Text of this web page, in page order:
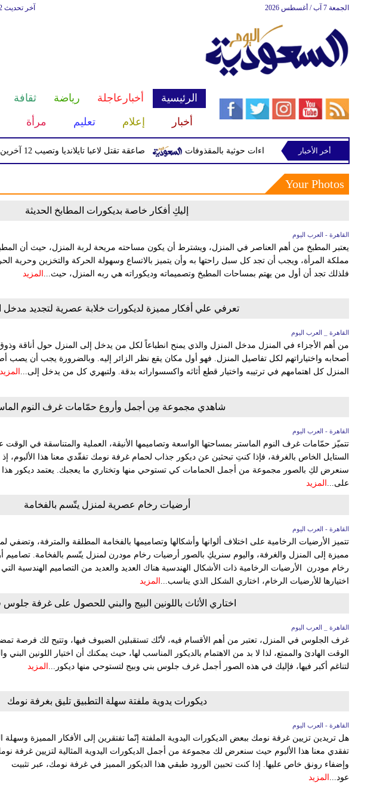
آخر تحديث GMT03:27:02 الجمعة 7 آب / أغسطس 2026
الرئيسية أخبارعاجلة رياضة ثقافة
أخبار
إعلام تعليم مرأة
صاعقة تقتل لاعبا تايلانديا وتصيب 12 آخرين خلال مباراة أخر الأخبار
Your Photos
إليكِ أفكار خاصة بديكورات المطابخ الحديثة
القاهرة - العرب اليوم
يعتبر المطبخ من أهم العناصر في المنزل، ويشترط أن يكون مساحته مريحة لربة المنزل، حيث أن
مملكة المرأة، ويجب أن تجد كل سبل راحتها به وأن يتميز بالاتساع وسهولة الحركة والتخزين وحرية
فلذلك تجد أن أول من يهتم بمساحات المطبخ وتصميماته وديكوراته هي ربه المنزل، حيث... المزيد
تعرفي علي أفكار مميزة لديكورات خلابة عصرية لتجديد مدخل
القاهرة _ العرب اليوم
من أهم الأجزاء في المنزل مدخل المنزل والذي يمنح انطباعاً لكل من يدخل إلى المنزل حول أناقة
أصحابه واختياراتهم لكل تفاصيل المنزل. فهو أول مكان يقع نظر الزائر إليه. وبالضرورة يجب أن يصب
المنزل كل اهتمامهم في ترتيبه واختيار قطع أثاثه واكسسواراته بدقة. ولتبهري كل من يدخل إلى... المزيد
شاهدي مجموعة مِن أجمل وأروع حمّامات غرف النوم
القاهرة - العرب اليوم
تتميّز حمّامات غرف النوم الماستر بمساحتها الواسعة وتصاميمها الأنيقة، العملية والمتناسقة في الوقت
الستايل الخاص بالغرفة، فإذا كنتِ تبحثين عن ديكور جذاب لحمام غرفة نومك تفقّدي معنا هذا الألبوم، إذ
سنعرض لكِ بالصور مجموعة من أجمل الحمامات كي تستوحي منها وتختاري ما يعجبك. يعتمد ديكور هذا
على...
المزيد
أرضيات رخام عصرية لمنزل يتّسم بالفخامة
القاهرة - العرب اليوم
تتميز الأرضيات الرخامية على اختلاف ألوانها وأشكالها وتصاميمها بالفخامة المطلقة والمترفة، وتضفي
مميزة إلى المنزل والغرفة، واليوم سنريكِ بالصور أرضيات رخام مودرن لمنزل يتّسم بالفخامة. تصاميم
رخام مودرن الأرضيات الرخامية ذات الأشكال الهندسية هناك العديد والعديد من التصاميم الهندسية التي
اختيارها للأرضيات الرخام، اختاري الشكل الذي يناسب... المزيد
اختاري الأثاث باللونين البيج والبني للحصول على غرفة جلوس
القاهرة _ العرب اليوم
غرف الجلوس في المنزل، تعتبر من أهم الأقسام فيه، لأنّك تستقبلين الضيوف فيها، وتتيح لك فرصة
الوقت الهادئ والممتع، لذا لا بد من الاهتمام بالديكور المناسب لها، حيث يمكنك أن اختيار اللونين البني
لتناغم أكبر فيها، فإليك في هذه الصور أجمل غرف جلوس بني وبيج لتستوحي منها ديكور... المزيد
ديكورات يدوية ملفتة سهلة التطبيق تليق بغرفة نومك
القاهرة - العرب اليوم
هل تريدين تزيين غرفة نومك ببعض الديكورات اليدوية الملفتة إنّما تفتقرين إلى الأفكار المميزة وسهلة
تفقدي معنا هذا الألبوم حيث سنعرض لك مجموعة من أجمل الديكورات اليدوية المثالية لتزيين غرفة
وإضفاء رونق خاص عليها. إذا كنت تحبين الورود طبقي هذا الديكور المميز في غرفة نومك، عبر تثبيت
عود... المزيد